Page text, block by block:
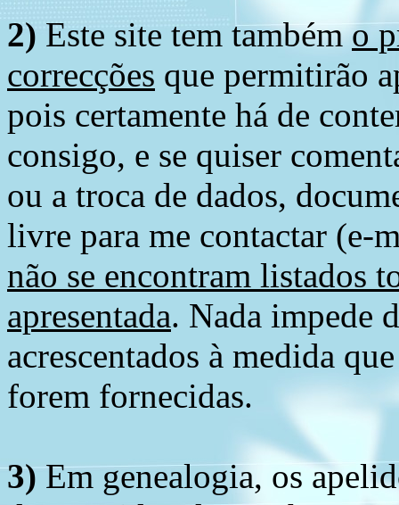
2) Este site tem tambémo
correcções que permitirão
pois certamente há de
consigo, e se quiser
ou a troca de dados,
livre para me contactar (e-
não se encontram listados
apresentada. Nada impede
acrescentados à medida
forem fornecidas.
3)Em genealogia, os